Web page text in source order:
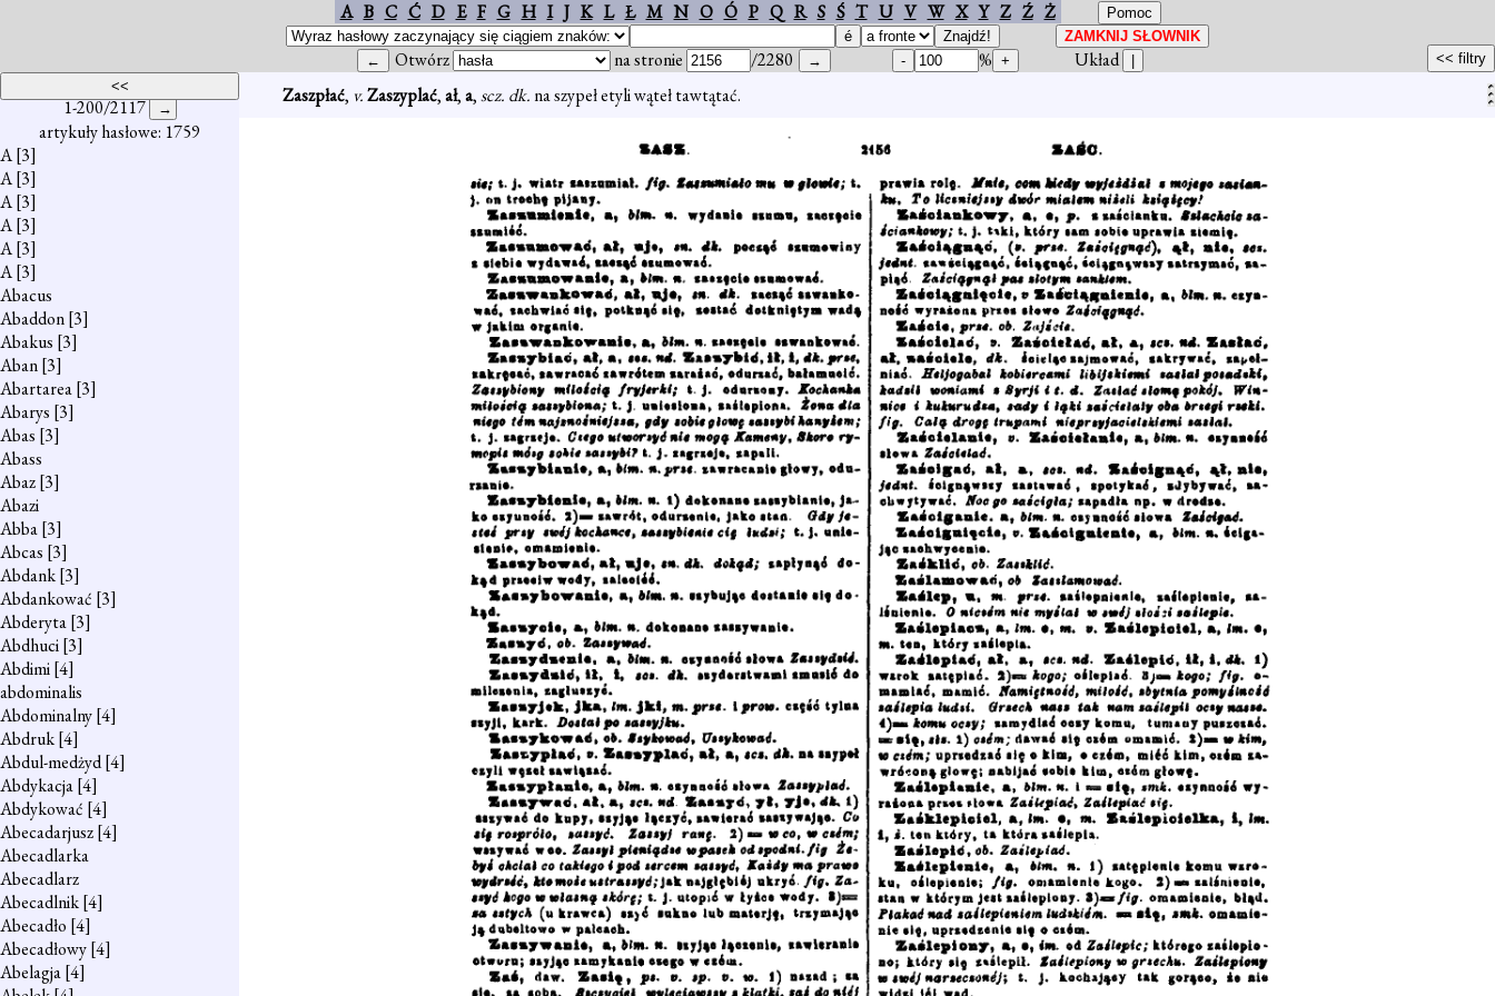
A B C Ć D E F G H I J K L Ł M N O Ó P Q R S Ś T U V W X Y Z Ź Ż
Otwórz na stronie /2280 % Układ
1-200/2117
artykuły hasłowe: 1759
A[3]
A[3]
A[3]
A[3]
A[3]
A[3]
Abacus
Abaddon[3]
Abakus [3]
Aban[3]
Abartarea[3]
Abarys [3]
Abas [3]
Abass
Abaz[3]
Abazi
Abba[3]
Abcas [3]
Abdank[3]
Abdankować [3]
Abderyta[3]
Abdhuci[3]
Abdimi[4]
abdominalis
Abdominalny[4]
Abdruk[4]
Abdul-medżyd[4]
Abdykacja[4]
Abdykować [4]
Abecadarjusz[4]
Abecadlarka
Abecadlarz
Abecadlnik[4]
Abecadło [4]
Abecadłowy[4]
Abelagja[4]
Zaszpłać, v.Zaszyplać,ał,a,scz. dk.na szypeł etyli wąteł tawtątać.